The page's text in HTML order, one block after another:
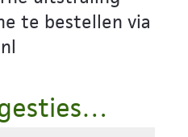
te bestellen via